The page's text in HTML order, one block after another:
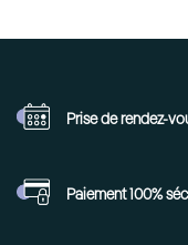
Prise de rendez-
Paiement 100%